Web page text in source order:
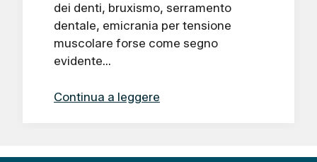
dei denti, bruxismo, serramento
dentale, emicrania per tensione
muscolare forse come segno
evidente…
Continua a leggere